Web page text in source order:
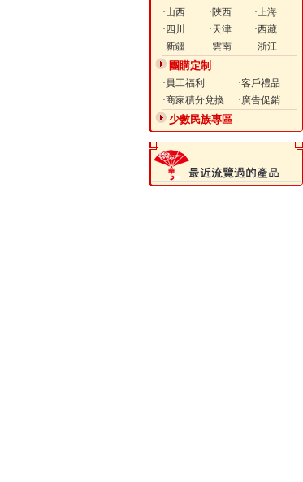
·山西
·陝西
·上海
·四川
·天津
·西藏
·新疆
·雲南 ·浙江
團購定制
·員工福利
·客戶禮品
·商家積分兌換
·廣告促銷
少數民族專區